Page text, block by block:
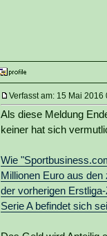
Verfasst am: 15 Mai
Als diese Meldung
keiner hat sich
Wie
Millionen Euro aus
der vorherigen
Serie A befindet sich